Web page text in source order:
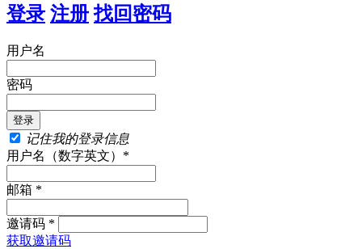
登录 注册 找回密码
用户名
密码
记住我的登录信息
用户名（数字英文）*
邮箱 *
邀请码 *
获取邀请码